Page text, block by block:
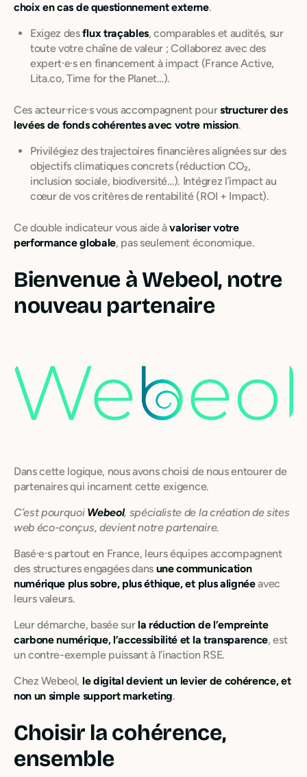
choix en cas de questionnement externe.
Exigez desflux traçables, comparables et audités, sur
toute votre chaîne de valeur ; Collaborez avec des
expert·e·s en financement à impact (France Active,
Lita.co, Time for the Planet…).
Ces acteur·rice·s vous accompagnent pourstructurer des
levées de fonds cohérentes avec votre mission.
Privilégiez des trajectoires financières alignées sur des
objectifs climatiques concrets (réduction CO₂,
inclusion sociale, biodiversité…). Intégrez l’impact au
cœur de vos critères de rentabilité (ROI + Impact).
Ce double indicateur vous aide àvaloriser votre
performance globale, pas seulement économique.
Bienvenue à Webeol, notre
nouveau partenaire
Dans cette logique, nous avons choisi de nous entourer de
partenaires qui incarnent cette exigence.
C’est pourquoi Webeol, spécialiste de la création de sites
web éco-conçus, devient notre partenaire.
Basé·e·s partout en France, leurs équipes accompagnent
des structures engagées dans une communication
numérique plus sobre, plus éthique, et plus alignéeavec
leurs valeurs.
Leur démarche, basée surla réduction de l’empreinte
carbone numérique, l’accessibilité et la transparence, est
un contre-exemple puissant à l’inaction RSE.
Chez Webeol, le digital devient un levier de cohérence, et
non un simple support marketing.
Choisir la cohérence,
ensemble